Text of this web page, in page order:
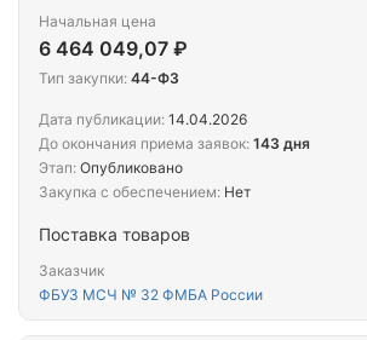
Поставка товаров
Заказчик
ФБУЗ МСЧ № 32 ФМБА России
Начальная цена
6 464 049,07 ₽
Тип закупки: 44-ФЗ
Дата публикации: 14.04.2026
До окончания приема заявок: 143 дня
Этап: Опубликовано
Закупка с обеспечением: Нет